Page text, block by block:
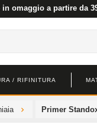
in omaggio a partire da
/ RIFINITURA
Primer